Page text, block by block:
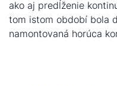
ako aj predĺženie
tom istom období bola
namontovaná horúca